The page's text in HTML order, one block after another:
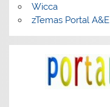
Wicca
zTemas Portal A&E